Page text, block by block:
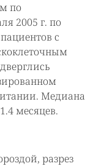
по
2005 г. по
с
Медиана
месяцев.
разрез